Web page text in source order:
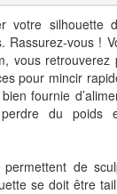
votre silhouette
Rassurez-vous !
vous retrouverez
pour mincir
fournie
du poids
de
se doit être